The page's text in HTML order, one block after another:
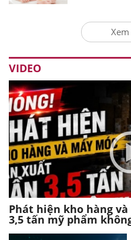
VIDEO
Phát hiện kho hàng
3,5 tấn mỹ phẩm